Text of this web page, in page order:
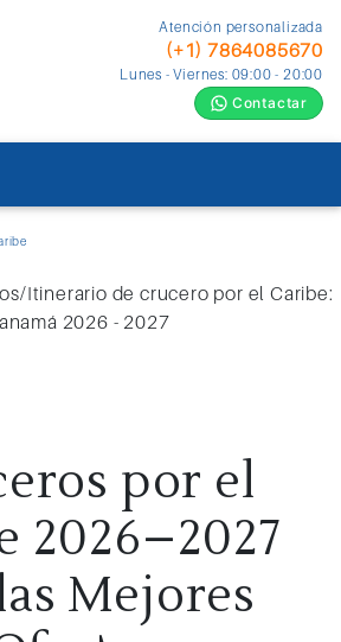
Atención personalizada
(+1) 7864085670
Lunes - Viernes: 09:00 - 20:00
Contactar
por el
2026–2027
Mejores